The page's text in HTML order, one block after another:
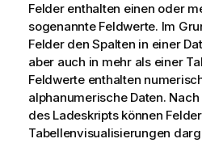
Felder enthalten einen oder
sogenannte Feldwerte. Im
Felder den Spalten in einer
aber auch in mehr als einer
Feldwerte enthalten
alphanumerische Daten.
des Ladeskripts können
Tabellenvisualisierungen